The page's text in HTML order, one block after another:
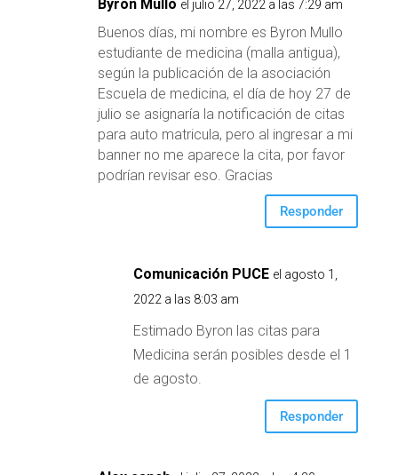
Byron Mullo el julio 27, 2022 a las 7:29 am
Buenos días, mi nombre es Byron Mullo
estudiante de medicina (malla antigua),
según la publicación de la asociación
Escuela de medicina, el día de hoy 27 de
julio se asignaría la notificación de citas
para auto matricula, pero al ingresar a mi
banner no me aparece la cita, por favor
podrían revisar eso. Gracias
Responder
Comunicación PUCE el agosto 1,
2022 a las 8:03 am
Estimado Byron las citas para
Medicina serán posibles desde el 1
de agosto.
Responder